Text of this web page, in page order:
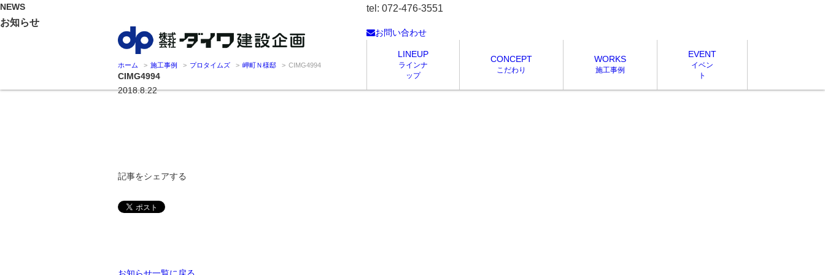
tel: 072-476-3551
お問い合わせ
LINEUP
ラインナ
ップ
CONCEPT
こだわり
WORKS
施工事例
EVENT
イベン
ト
NEWS
お知らせ
ホーム 施工事例 プロタイムズ 岬町Ｎ様邸 CIMG4994
CIMG4994
2018.8.22
記事をシェアする